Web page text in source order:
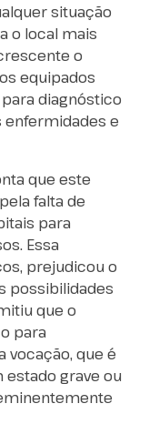
situação
o local mais
o
equipados
diagnóstico
e
que este
falta de
para
Essa
prejudicou o
possibilidades
que o
para
vocação, que é
grave ou